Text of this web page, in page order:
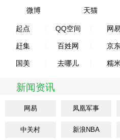
微博 天猫
起点 QQ空间 网易
赶集 百姓网 京
国美 去哪儿 糯
新闻资讯
网易 凤凰军事
中关村 新浪NBA